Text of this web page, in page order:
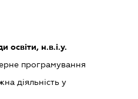
освіти, н.в.і.у.
програмування
діяльність у